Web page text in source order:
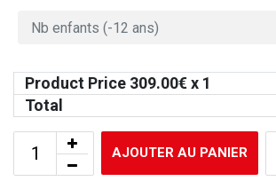
Product Price 309.00€ x 1
Total
AJOUTER AU PANIER